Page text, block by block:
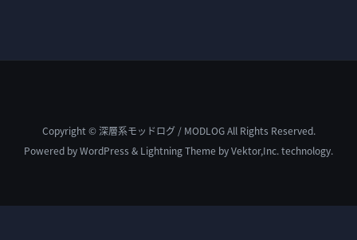
Copyright © 深層系モッドログ / MODLOG All Rights Reserved.
Powered byWordPress & Lightning Theme by Vektor,Inc. technology.